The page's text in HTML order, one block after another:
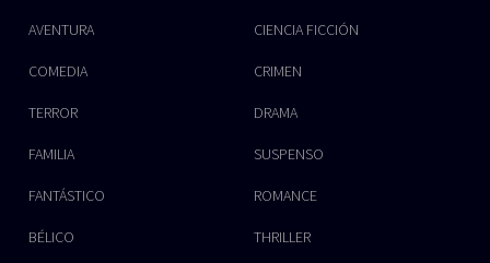
AVENTURA CIENCIA FICCIÓN
COMEDIA CRIMEN
TERROR DRAMA
FAMILIA SUSPENSO
FANTÁSTICO ROMANCE
BÉLICO THRILLER